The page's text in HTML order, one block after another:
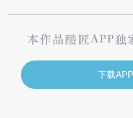
下载